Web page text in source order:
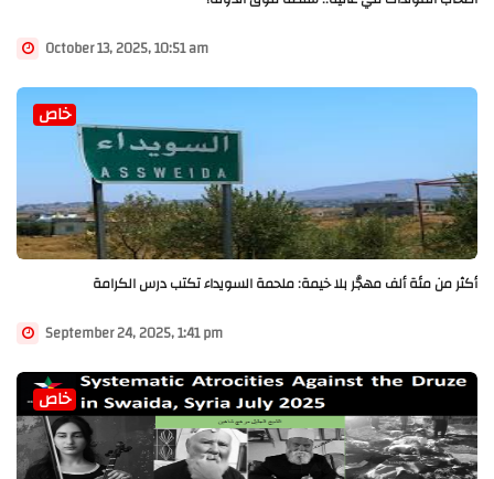
October 13, 2025, 10:51 am
خاص
أكثر من مئة ألف مهجَّر بلا خيمة: ملحمة السويداء تكتب درس الكرامة
September 24, 2025, 1:41 pm
خاص